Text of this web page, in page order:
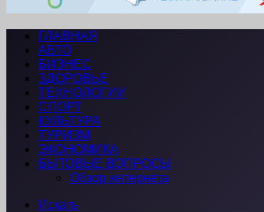
ГЛАВНАЯ
АВТО
БИЗНЕС
ЗДОРОВЬЕ
ТЕХНОЛОГИИ
СПОРТ
КУЛЬТУРА
ТУРИЗМ
ЭКОНОМИКА
БЫТОВЫЕ ВОПРОСЫ
Обзор интернета
Искать